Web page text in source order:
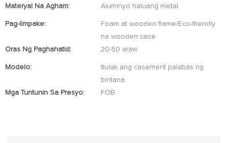
Materyal Na Agham:
Aluminyo haluang metal
Pag-Iimpake:
Foam at wooden frame/Eco-friendly
na wooden case
Oras Ng Paghahatid:
20-50 araw
Modelo:
Itulak ang casement palabas ng
bintana
Mga Tuntunin Sa Presyo:
FOB